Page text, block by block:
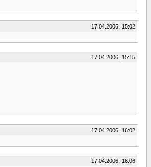
17.04.2006, 15:02
17.04.2006, 15:15
17.04.2006, 16:02
17.04.2006, 16:06